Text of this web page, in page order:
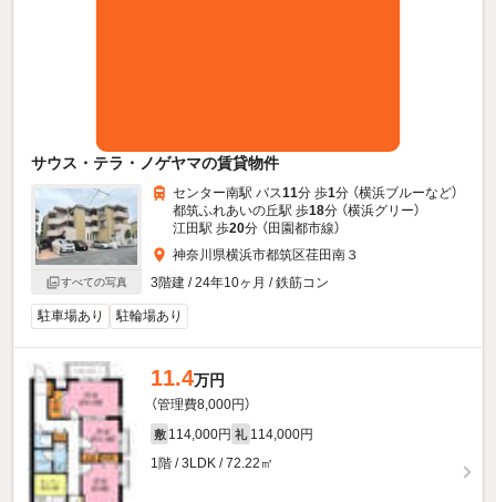
サウス・テラ・ノゲヤマの賃貸物件
すべての写真
センター南駅 バス11分 歩1分 （横浜ブルーなど）
都筑ふれあいの丘駅 歩18分 （横浜グリー）
江田駅 歩20分 （田園都市線）
神奈川県横浜市都筑区荏田南３
3階建 / 24年10ヶ月 / 鉄筋コン
駐車場あり 駐輪場あり
11.4万円
（管理費8,000円）
敷 114,000円 礼 114,000円
1階 / 3LDK / 72.22㎡